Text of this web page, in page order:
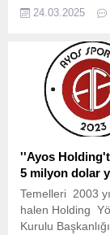
24.03.2025
''Ayos
5 milyon dolar
Temelleri 2003
halen Holding
Kurulu